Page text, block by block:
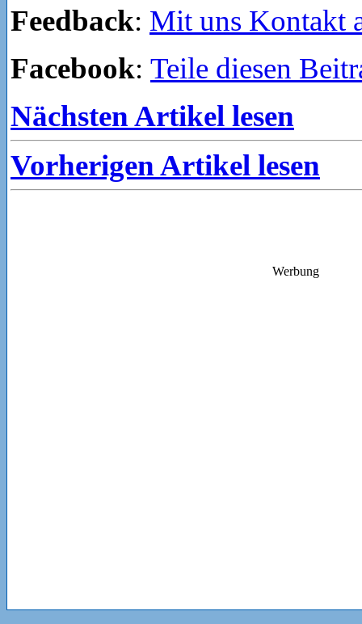
Feedback: Mit uns Kontakt
Facebook: Teile diesen
Nächsten Artikel lesen
Vorherigen Artikel lesen
Werbung